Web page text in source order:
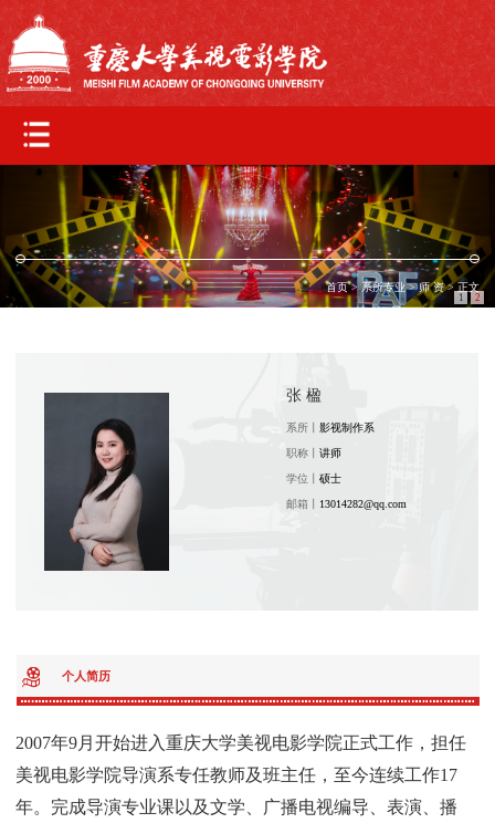
1 2
首页>系所专业>师 资> 正文
张 楹
系所丨影视制作系
职称丨讲师
学位丨硕士
邮箱丨 13014282@qq.com
个人简历
2007年9月开始进入重庆大学美视电影学院正式工作，担任
美视电影学院导演系专任教师及班主任，至今连续工作17
年。完成导演专业课以及文学、广播电视编导、表演、播